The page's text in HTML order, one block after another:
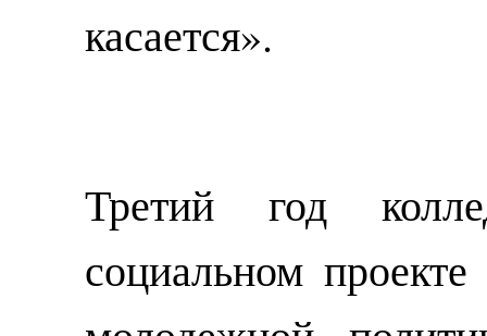
касается».
Третий год
социальном